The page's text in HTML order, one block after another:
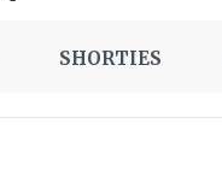
SHORTIES